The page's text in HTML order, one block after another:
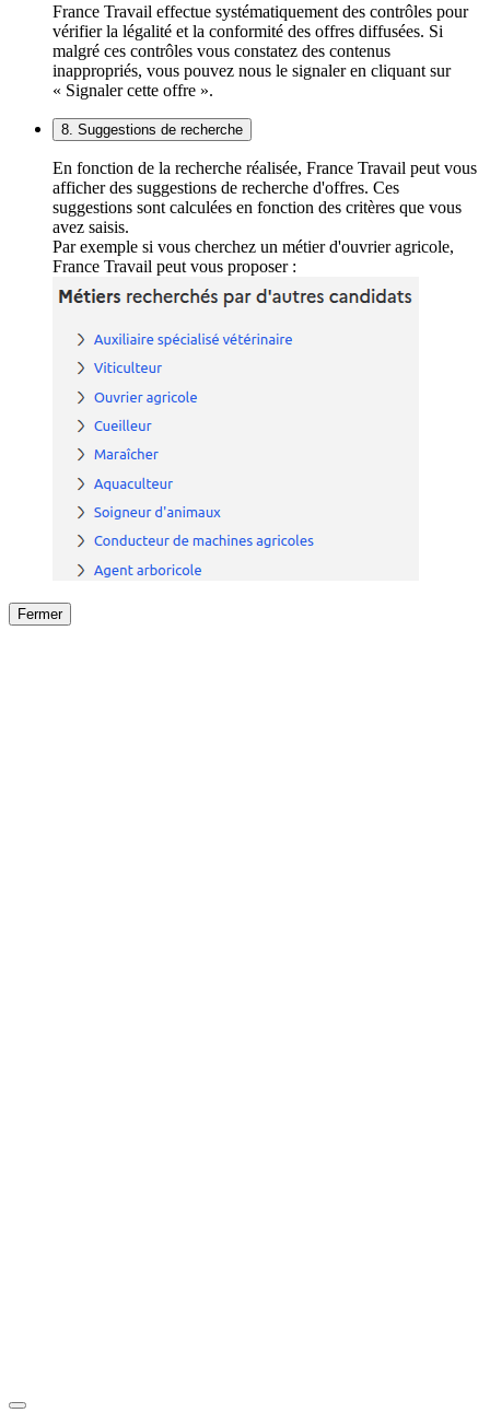
France Travail effectue systématiquement des contrôles pour
vérifier la légalité et la conformité des offres diffusées. Si
malgré ces contrôles vous constatez des contenus
inappropriés, vous pouvez nous le signaler en cliquant sur
« Signaler cette offre ».
8. Suggestions de recherche
En fonction de la recherche réalisée, France Travail peut vous
afficher des suggestions de recherche d'offres. Ces
suggestions sont calculées en fonction des critères que vous
avez saisis.
Par exemple si vous cherchez un métier d'ouvrier agricole,
France Travail peut vous proposer :
Fermer